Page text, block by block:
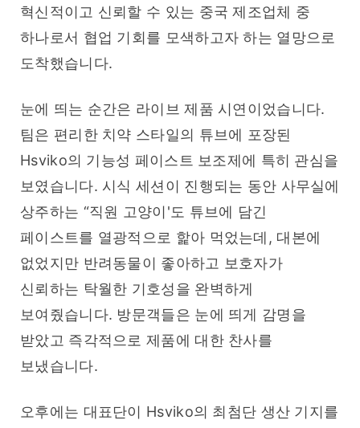
혁신적이고 신뢰할 수 있는 중국 제조업체 중
하나로서 협업 기회를 모색하고자 하는 열망으로
도착했습니다.
눈에 띄는 순간은 라이브 제품 시연이었습니다.
팀은 편리한 치약 스타일의 튜브에 포장된
Hsviko의 기능성 페이스트 보조제에 특히 관심을
보였습니다. 시식 세션이 진행되는 동안 사무실에
상주하는 “직원 고양이'도 튜브에 담긴
페이스트를 열광적으로 핥아 먹었는데, 대본에
없었지만 반려동물이 좋아하고 보호자가
신뢰하는 탁월한 기호성을 완벽하게
보여줬습니다. 방문객들은 눈에 띄게 감명을
받았고 즉각적으로 제품에 대한 찬사를
보냈습니다.
오후에는 대표단이 Hsviko의 최첨단 생산 기지를